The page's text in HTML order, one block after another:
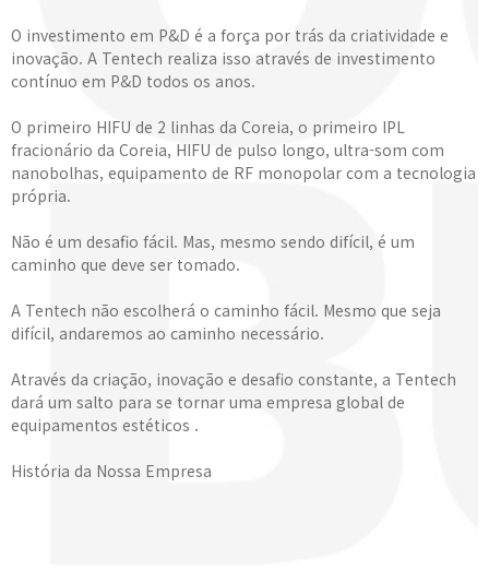
O investimento em P&D é a força por trás da criatividade e
inovação. A Tentech realiza isso através de investimento
contínuo em P&D todos os anos.
O primeiro HIFU de 2 linhas da Coreia, o primeiro IPL
fracionário da Coreia, HIFU de pulso longo, ultra-som com
nanobolhas, equipamento de RF monopolar com a tecnologia
própria.
Não é um desafio fácil. Mas, mesmo sendo difícil, é um
caminho que deve ser tomado.
A Tentech não escolherá o caminho fácil. Mesmo que seja
difícil, andaremos ao caminho necessário.
Através da criação, inovação e desafio constante, a Tentech
dará um salto para se tornar uma empresa global de
equipamentos estéticos .
História da Nossa Empresa